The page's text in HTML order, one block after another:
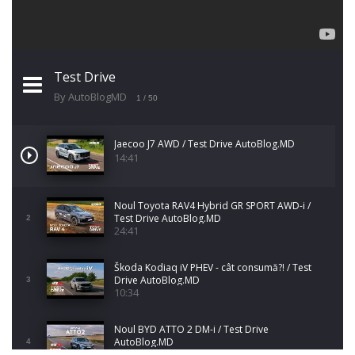
Test Drive
By AutoBlogMD 1 / 50
Jaecoo J7 AWD / Test Drive AutoBlog.MD
14:41
2
Noul Toyota RAV4 Hybrid GR SPORT AWD-i /
Test Drive AutoBlog.MD
24:41
3
Škoda Kodiaq iV PHEV - cât consumă?! / Test
Drive AutoBlog.MD
10:34
4
Noul BYD ATTO 2 DM-i / Test Drive
AutoBlog.MD